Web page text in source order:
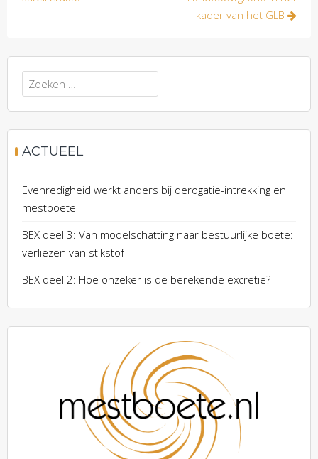
kader van het GLB
Zoeken
naar:
ACTUEEL
Evenredigheid werkt anders bij derogatie-intrekking en
mestboete
BEX deel 3: Van modelschatting naar bestuurlijke boete:
verliezen van stikstof
BEX deel 2: Hoe onzeker is de berekende excretie?